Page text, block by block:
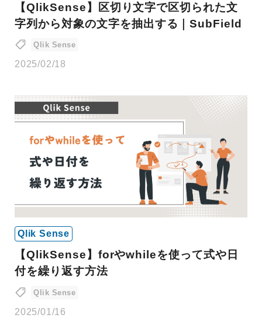
【QlikSense】区切り文字で区切られた文
字列から対象の文字を抽出する｜SubField
Qlik Sense
2025/02/18
Qlik Sense
【QlikSense】forやwhileを使って式や日
付を繰り返す方法
Qlik Sense
2025/01/16